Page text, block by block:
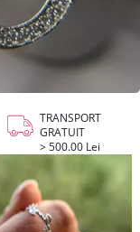
TRANSPORT
GRATUIT
> 500.00 Lei